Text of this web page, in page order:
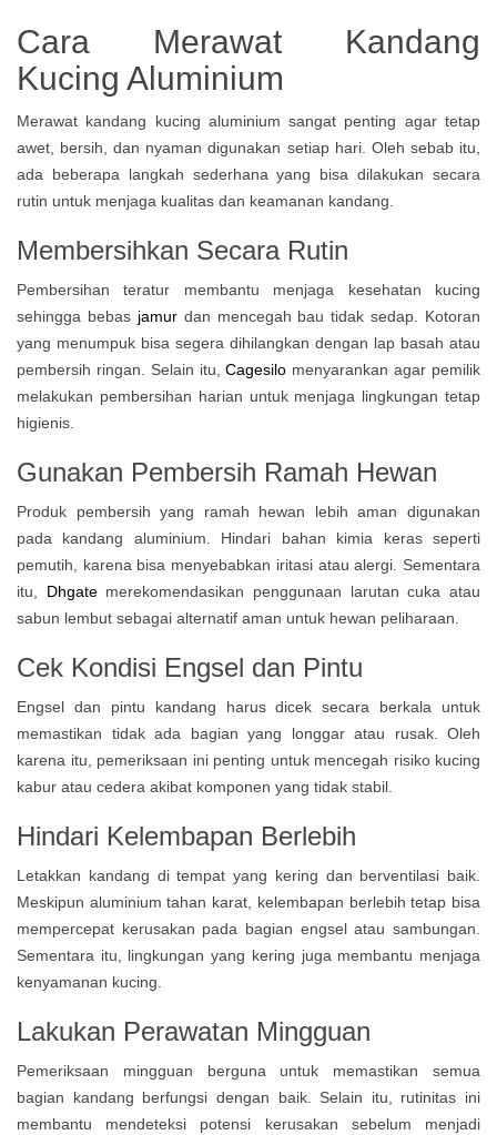
Cara Merawat Kandang
Kucing Aluminium
Merawat kandang kucing aluminium sangat penting agar tetap
awet, bersih, dan nyaman digunakan setiap hari. Oleh sebab itu,
ada beberapa langkah sederhana yang bisa dilakukan secara
rutin untuk menjaga kualitas dan keamanan kandang.
Membersihkan Secara Rutin
Pembersihan teratur membantu menjaga kesehatan kucing
sehingga bebas jamurdan mencegah bau tidak sedap. Kotoran
yang menumpuk bisa segera dihilangkan dengan lap basah atau
pembersih ringan. Selain itu, Cagesilo menyarankan agar pemilik
melakukan pembersihan harian untuk menjaga lingkungan tetap
higienis.
Gunakan Pembersih Ramah Hewan
Produk pembersih yang ramah hewan lebih aman digunakan
pada kandang aluminium. Hindari bahan kimia keras seperti
pemutih, karena bisa menyebabkan iritasi atau alergi. Sementara
itu,
Dhgatemerekomendasikan penggunaan larutan cuka atau
sabun lembut sebagai alternatif aman untuk hewan peliharaan.
Cek Kondisi Engsel dan Pintu
Engsel dan pintu kandang harus dicek secara berkala untuk
memastikan tidak ada bagian yang longgar atau rusak. Oleh
karena itu, pemeriksaan ini penting untuk mencegah risiko kucing
kabur atau cedera akibat komponen yang tidak stabil.
Hindari Kelembapan Berlebih
Letakkan kandang di tempat yang kering dan berventilasi baik.
Meskipun aluminium tahan karat, kelembapan berlebih tetap bisa
mempercepat kerusakan pada bagian engsel atau sambungan.
Sementara itu, lingkungan yang kering juga membantu menjaga
kenyamanan kucing.
Lakukan Perawatan Mingguan
Pemeriksaan mingguan berguna untuk memastikan semua
bagian kandang berfungsi dengan baik. Selain itu, rutinitas ini
membantu mendeteksi potensi kerusakan sebelum menjadi